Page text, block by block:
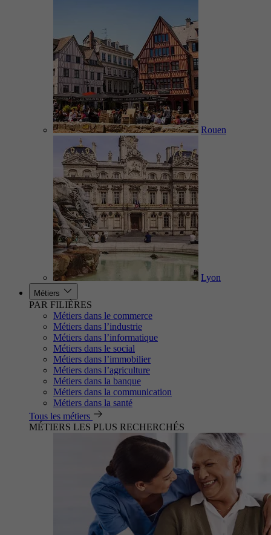
Rouen
Lyon
Métiers
PAR FILIÈRES
Métiers dans le commerce
Métiers dans l’industrie
Métiers dans l’informatique
Métiers dans le social
Métiers dans l’immobilier
Métiers dans l’agriculture
Métiers dans la banque
Métiers dans la communication
Métiers dans la santé
Tous les métiers
MÉTIERS LES PLUS RECHERCHÉS